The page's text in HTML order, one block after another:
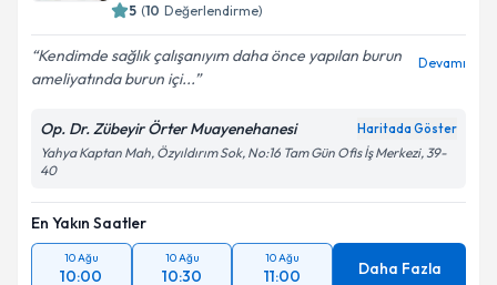
Kişisel verilerimin işlenmesine ilişkinAydınlatma
Metni'ni okudum ve kişisel verilerimin belirtilen
Takvim Talebini Gönder
5 (10 Değerlendirme)
Kendimde sağlık çalışanıyım daha önce yapılan burun
ameliyatında burun içi...
Devamı
Op. Dr. Zübeyir Örter Muayenehanesi Haritada Göster
Yahya Kaptan Mah, Özyıldırım Sok, No:16 Tam Gün Ofis İş Merkezi, 39-
40
En Yakın Saatler
10 Ağu
10:00
10 Ağu
10:30
10 Ağu
11:00 Daha Fazla